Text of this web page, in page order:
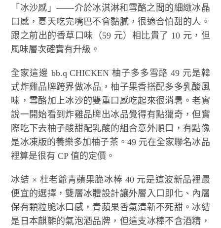
「冰沙感」——介於冰淇淋和雪酪之間的細緻冰晶
口感，夏天吃完嘴巴不會黏膩，很適合怕甜的人。
跟之前出的香草口味（59 元）相比貴了 10 元，但
風味層次確實有升級。
全家這邊 bb.q CHICKEN 柚子多多雪酪 49 元是韓
式炸雞品牌跨界做冰品，柚子果香搭配多多乳酸風
味，雪酪加上冰沙的雙重口感吃起來很消暑。老實
說一開始看到炸雞品牌出冰品覺得有點獵奇，但實
際吃下去柚子酸甜配乳酸的組合意外順口，有點像
是冰凍版的養樂多加柚子茶。49 元在全家聯名冰品
裡算是很有 CP 值的定價。
冰結 × 杜老爺青蘋果脆冰棒 40 元是這波新品裡最
便宜的選擇，雙層冰體設計讓外層入口即化、內層
保有顆粒脆冰口感，青蘋果香氣清新不死甜。冰結
是日本麒麟的氣泡酒品牌，但這支冰棒不含酒精，